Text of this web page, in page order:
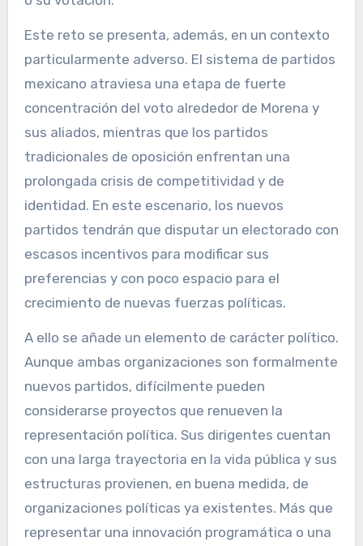
Este reto se presenta, además, en un contexto
particularmente adverso. El sistema de partidos
mexicano atraviesa una etapa de fuerte
concentración del voto alrededor de Morena y
sus aliados, mientras que los partidos
tradicionales de oposición enfrentan una
prolongada crisis de competitividad y de
identidad. En este escenario, los nuevos
partidos tendrán que disputar un electorado con
escasos incentivos para modificar sus
preferencias y con poco espacio para el
crecimiento de nuevas fuerzas políticas.
A ello se añade un elemento de carácter político.
Aunque ambas organizaciones son formalmente
nuevos partidos, difícilmente pueden
considerarse proyectos que renueven la
representación política. Sus dirigentes cuentan
con una larga trayectoria en la vida pública y sus
estructuras provienen, en buena medida, de
organizaciones políticas ya existentes. Más que
representar una innovación programática o una